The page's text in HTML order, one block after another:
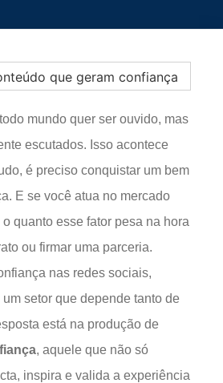
mundo quer ser ouvido, mas
escutados. Isso acontece
é preciso conquistar um bem
E se você atua no mercado
quanto esse fator pesa na hora
ou firmar uma parceria.
nas redes sociais,
setor que depende tanto de
está na produção de
, aquele que não só
inspira e valida a experiência